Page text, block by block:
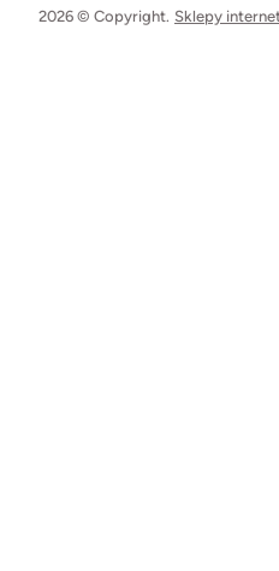
2026 © Copyright. Sklepy